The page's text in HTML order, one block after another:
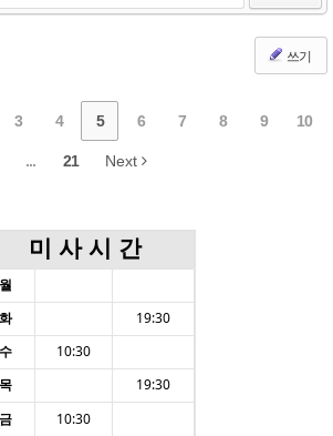
쓰기
3 4 5 6 7 8 9 10
... 21 Next
미 사 시 간
월
화
19:30
수
10:30
목
19:30
금
10:30